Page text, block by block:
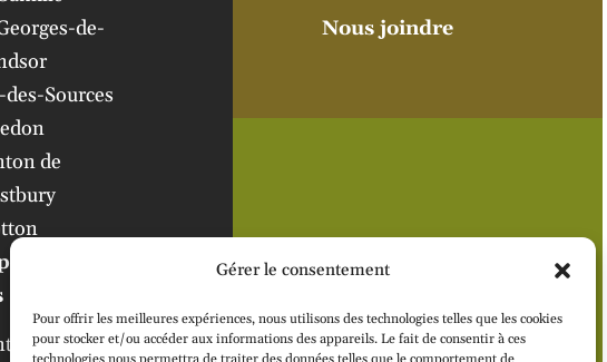
Gérer le consentement
Pour offrir les meilleures expériences, nous utilisons des technologies telles que les cookies
pour stocker et/ou accéder aux informations des appareils. Le fait de consentir à ces
de-
Sources
de
de
Nous joindre